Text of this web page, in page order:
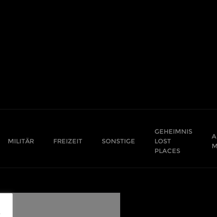
MILITÄR FREIZEIT SONSTIGE
GEHEIMNIS
LOST
PLACES